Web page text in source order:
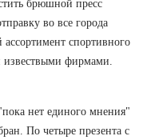
брюшной пресс
во все города
спортивного
извествыми фирмами.
нет единого мнения"
По четыре презента с